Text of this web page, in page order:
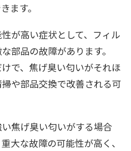
ます。
が高い症状として、フィル
部品の故障があります。
で、焦げ臭い匂いがそれほ
や部品交換で改善される可
焦げ臭い匂いがする場合
大な故障の可能性が高く、